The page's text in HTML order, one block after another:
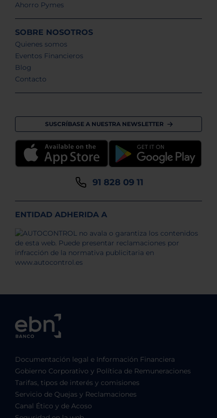
Ahorro Pymes
SOBRE NOSOTROS
Quienes somos
Eventos Financieros
Blog
Contacto
SUSCRÍBASE A NUESTRA NEWSLETTER
91 828 09 11
ENTIDAD ADHERIDA A
Documentación legal e Información Financiera
Gobierno Corporativo y Política de Remuneraciones
Tarifas, tipos de interés y comisiones
Servicio de Quejas y Reclamaciones
Canal Ético y de Acoso